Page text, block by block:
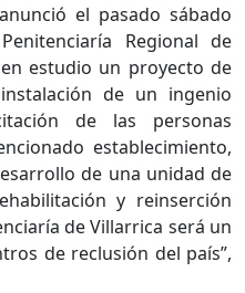
el pasado sábado
Regional de
estudio un proyecto de
de un ingenio
de las personas
establecimiento,
de una unidad de
y reinserción
de Villarrica será un
de reclusión del país”,